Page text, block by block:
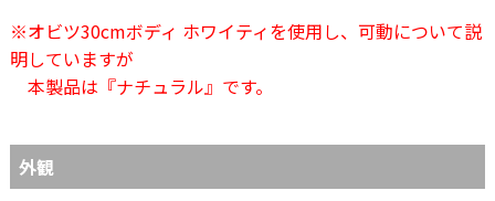
※オビツ30cmボディ ホワイティを使用し、可動について説
明していますが
本製品は『ナチュラル』です。
外観